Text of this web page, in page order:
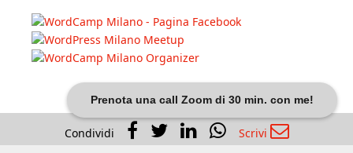
Prenota una call Zoom di 30 min. con me!
Condividi Scrivi